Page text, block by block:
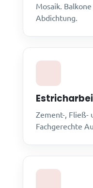
Mosaik.
Abdichtung.
Zement-, Fließ-
Fachgerechte